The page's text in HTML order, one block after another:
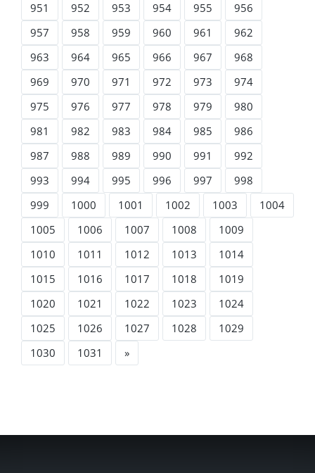
951
952 953 954 955
956
957
958 959 960 961
962
963
964 965 966 967
968
969
970 971 972 973
974
975
976 977 978 979
980
981
982 983 984 985
986
987
988 989 990 991
992
993
994 995 996 997
998
999
1000 1001 1002 1003
1004
1005
1006 1007 1008
1009
1010
1011 1012 1013
1014
1015
1016 1017 1018
1019
1020
1021 1022 1023
1024
1025
1026 1027 1028
1029
1030
1031 »